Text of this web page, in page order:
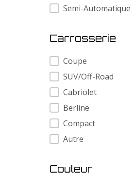
Semi-Automatique
Carrosserie
Carrosserie
Coupe
SUV/Off-Road
Cabriolet
Berline
Compact
Autre
Couleur